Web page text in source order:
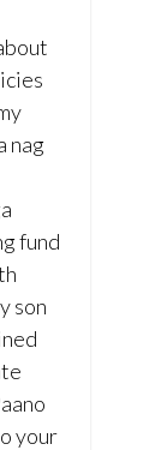
nag
fund
son
your